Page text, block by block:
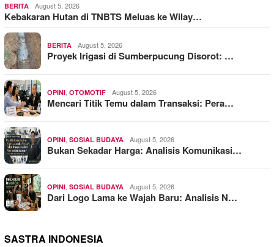
BERITA August 5, 2026
Kebakaran Hutan di TNBTS Meluas ke Wilay…
BERITA August 5, 2026
Proyek Irigasi di Sumberpucung Disorot: …
OPINI, OTOMOTIF August 5, 2026
Mencari Titik Temu dalam Transaksi: Pera…
OPINI, SOSIAL BUDAYA August 5, 2026
Bukan Sekadar Harga: Analisis Komunikasi…
OPINI, SOSIAL BUDAYA August 5, 2026
Dari Logo Lama ke Wajah Baru: Analisis N…
SASTRA INDONESIA